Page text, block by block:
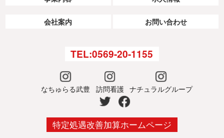
会社案内 お問い合わせ
TEL:0569-20-1155
なちゅらる武豊 訪問看護 ナチュラルグループ
特定処遇改善加算ホームページ